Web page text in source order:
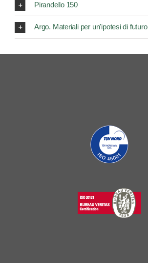
Pirandello 150
Argo. Materiali per un'ipotesi di futuro